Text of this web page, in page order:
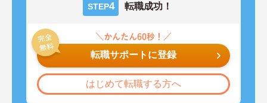
STEP4 転職成功！
転職サポートに登録
はじめて転職する方へ